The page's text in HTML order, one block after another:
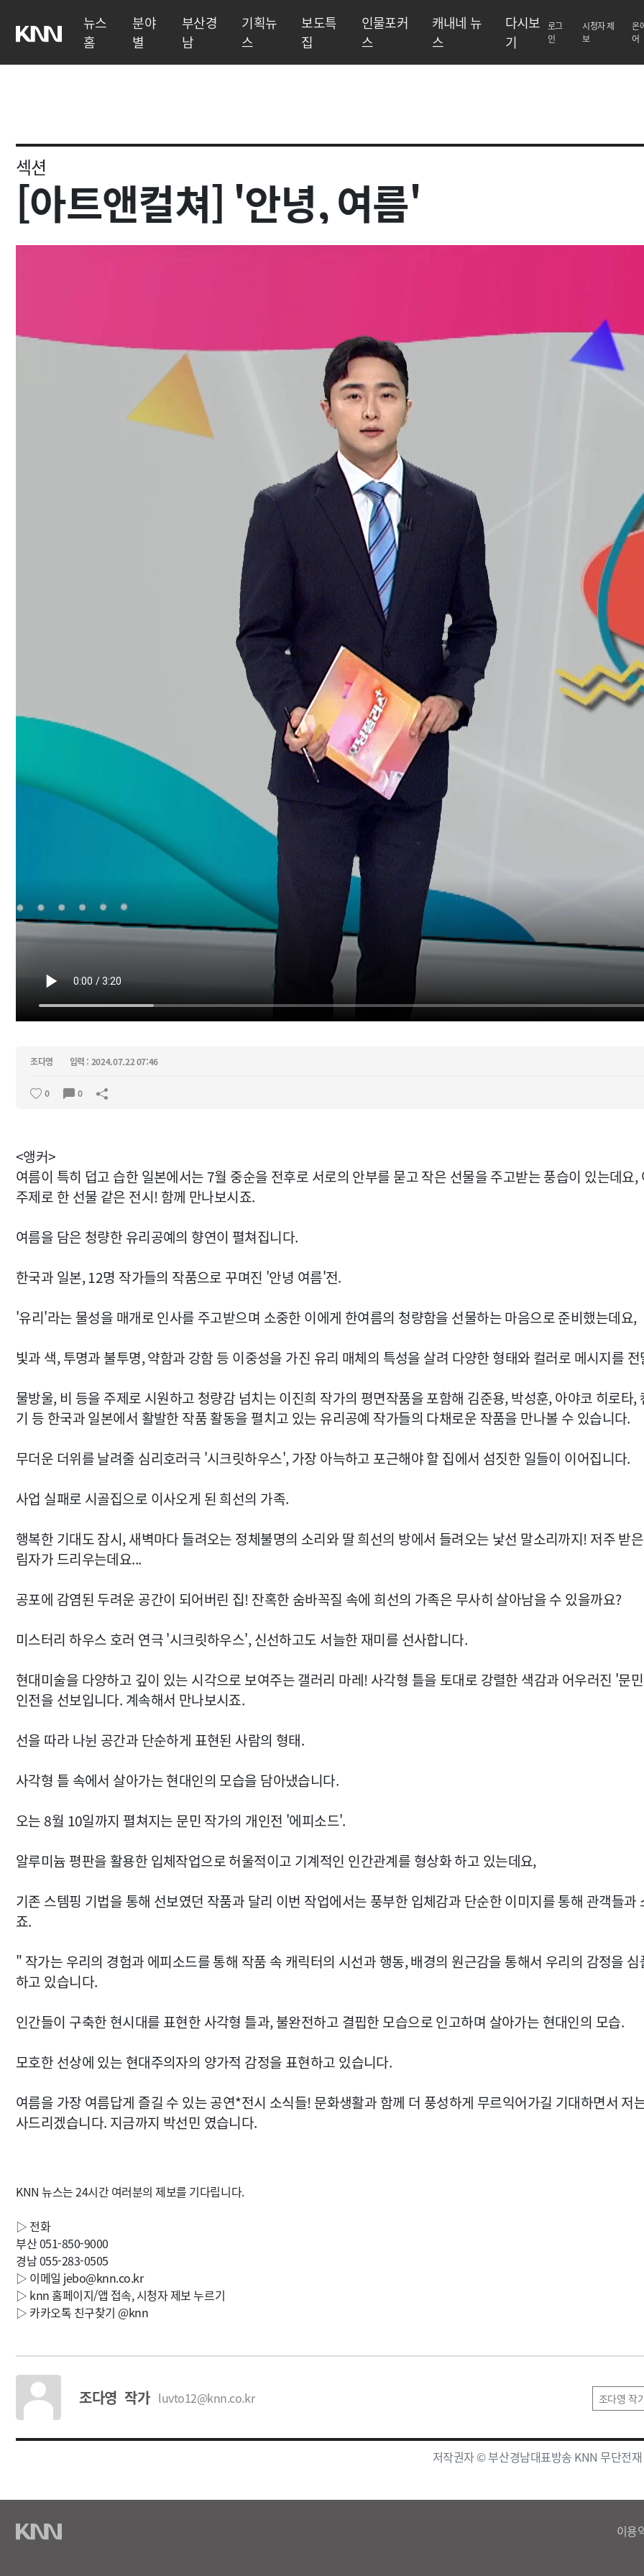
뉴스
홈
분야
별
부산경
남
기획뉴
스
보도특
집
인물포커
스
캐내네 뉴
스
다시보
기
로그
인
시청자 제
보
온
어
섹션
[아트앤컬쳐] '안녕, 여름'
조다영 입력 : 2024.07.22 07:46
0 0
<앵커>
여름이 특히 덥고 습한 일본에서는 7월 중순을 전후로 서로의 안부를 묻고 작은 선물을 주고받는 풍습이 있는데요,
주제로 한 선물 같은 전시! 함께 만나보시죠.
여름을 담은 청량한 유리공예의 향연이 펼쳐집니다.
한국과 일본, 12명 작가들의 작품으로 꾸며진 '안녕 여름'전.
'유리'라는 물성을 매개로 인사를 주고받으며 소중한 이에게 한여름의 청량함을 선물하는 마음으로 준비했는데요,
빛과 색, 투명과 불투명, 약함과 강함 등 이중성을 가진 유리 매체의 특성을 살려 다양한 형태와 컬러로 메시지를
물방울, 비 등을 주제로 시원하고 청량감 넘치는 이진희 작가의 평면작품을 포함해 김준용, 박성훈, 아야코 히로타,
기 등 한국과 일본에서 활발한 작품 활동을 펼치고 있는 유리공예 작가들의 다채로운 작품을 만나볼 수 있습니다.
무더운 더위를 날려줄 심리호러극 '시크릿하우스', 가장 아늑하고 포근해야 할 집에서 섬짓한 일들이 이어집니다.
사업 실패로 시골집으로 이사오게 된 희선의 가족.
행복한 기대도 잠시, 새벽마다 들려오는 정체불명의 소리와 딸 희선의 방에서 들려오는 낯선 말소리까지! 저주 받
림자가 드리우는데요...
공포에 감염된 두려운 공간이 되어버린 집! 잔혹한 숨바꼭질 속에 희선의 가족은 무사히 살아남을 수 있을까요?
미스터리 하우스 호러 연극 '시크릿하우스', 신선하고도 서늘한 재미를 선사합니다.
현대미술을 다양하고 깊이 있는 시각으로 보여주는 갤러리 마레! 사각형 틀을 토대로 강렬한 색감과 어우러진 '문
인전을 선보입니다. 계속해서 만나보시죠.
선을 따라 나뉜 공간과 단순하게 표현된 사람의 형태.
사각형 틀 속에서 살아가는 현대인의 모습을 담아냈습니다.
오는 8월 10일까지 펼쳐지는 문민 작가의 개인전 '에피소드'.
알루미늄 평판을 활용한 입체작업으로 허울적이고 기계적인 인간관계를 형상화 하고 있는데요,
기존 스템핑 기법을 통해 선보였던 작품과 달리 이번 작업에서는 풍부한 입체감과 단순한 이미지를 통해 관객들과
죠.
" 작가는 우리의 경험과 에피소드를 통해 작품 속 캐릭터의 시선과 행동, 배경의 원근감을 통해서 우리의 감정을
하고 있습니다.
인간들이 구축한 현시대를 표현한 사각형 틀과, 불완전하고 결핍한 모습으로 인고하며 살아가는 현대인의 모습.
모호한 선상에 있는 현대주의자의 양가적 감정을 표현하고 있습니다.
여름을 가장 여름답게 즐길 수 있는 공연*전시 소식들! 문화생활과 함께 더 풍성하게 무르익어가길 기대하면서 저
사드리겠습니다. 지금까지 박선민 였습니다.
KNN 뉴스는 24시간 여러분의 제보를 기다립니다.
▷ 전화
부산 051-850-9000
경남 055-283-0505
▷ 이메일 jebo@knn.co.kr
▷ knn 홈페이지/앱 접속, 시청자 제보 누르기
▷ 카카오톡 친구찾기 @knn
조다영 작가 luvto12@knn.co.kr 조다영 작
저작권자 © 부산경남대표방송 KNN 무단전
이용